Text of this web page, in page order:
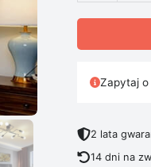
Zapytaj o
2 lata
14 dni na